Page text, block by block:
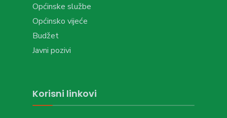
Općinske službe
Općinsko vijeće
Budžet
Javni pozivi
Korisni linkovi